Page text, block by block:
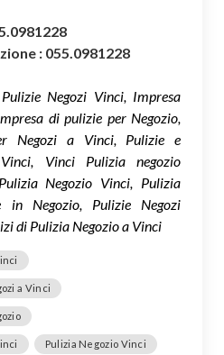
: 055.0981228
Negozi Vinci, Impresa
di pulizie per Negozio,
Negozi a Vinci, Pulizie e
Vinci Pulizia negozio
Negozio Vinci, Pulizia
in Negozio, Pulizie Negozi
di Pulizia Negozio a Vinci
a Vinci
Pulizia Negozio Vinci